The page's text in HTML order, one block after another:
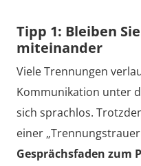
Tipp 1: Bleiben
miteinander
Viele Trennungen
Kommunikation unter
sich sprachlos.
einer
Gesprächsfaden zum